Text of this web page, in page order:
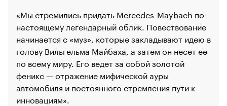
«Мы стремились придать Mercedes-Maybach по-
настоящему легендарный облик. Повествование
начинается с «муз», которые закладывают идею в
голову Вильгельма Майбаха, а затем он несет ее
по всему миру. Его ведет за собой золотой
феникс — отражение мифической ауры
автомобиля и постоянного стремления пути к
инновациям».